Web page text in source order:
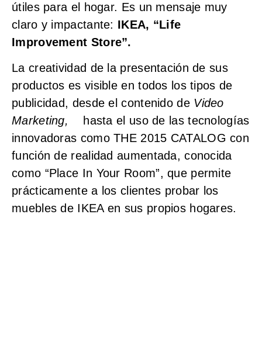
útiles para el hogar. Es un mensaje muy
claro y impactante: IKEA, “Life
Improvement Store”.
La creatividad de la presentación de sus
productos es visible en todos los tipos de
publicidad, desde el contenido de Video
Marketing,
hasta el uso de las tecnologías
innovadoras como THE 2015 CATALOG con
función de realidad aumentada, conocida
como “Place In Your Room”, que permite
prácticamente a los clientes probar los
muebles de IKEA en sus propios hogares.